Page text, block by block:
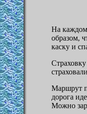
На каждом
образом,
каску и
Маршрут
дорога
Можно